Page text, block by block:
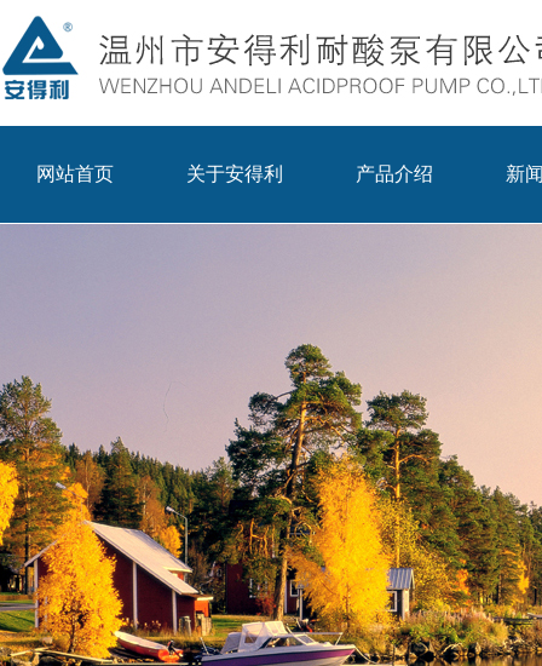
网站首页 关于安得利 产品介绍 新